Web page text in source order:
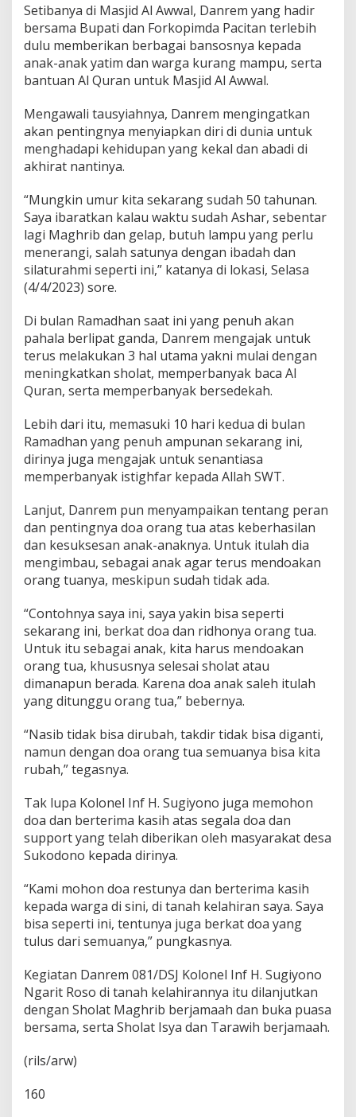
Setibanya di Masjid Al Awwal, Danrem yang hadir
bersama Bupati dan Forkopimda Pacitan terlebih
dulu memberikan berbagai bansosnya kepada
anak-anak yatim dan warga kurang mampu, serta
bantuan Al Quran untuk Masjid Al Awwal.
Mengawali tausyiahnya, Danrem mengingatkan
akan pentingnya menyiapkan diri di dunia untuk
menghadapi kehidupan yang kekal dan abadi di
akhirat nantinya.
“Mungkin umur kita sekarang sudah 50 tahunan.
Saya ibaratkan kalau waktu sudah Ashar, sebentar
lagi Maghrib dan gelap, butuh lampu yang perlu
menerangi, salah satunya dengan ibadah dan
silaturahmi seperti ini,” katanya di lokasi, Selasa
(4/4/2023) sore.
Di bulan Ramadhan saat ini yang penuh akan
pahala berlipat ganda, Danrem mengajak untuk
terus melakukan 3 hal utama yakni mulai dengan
meningkatkan sholat, memperbanyak baca Al
Quran, serta memperbanyak bersedekah.
Lebih dari itu, memasuki 10 hari kedua di bulan
Ramadhan yang penuh ampunan sekarang ini,
dirinya juga mengajak untuk senantiasa
memperbanyak istighfar kepada Allah SWT.
Lanjut, Danrem pun menyampaikan tentang peran
dan pentingnya doa orang tua atas keberhasilan
dan kesuksesan anak-anaknya. Untuk itulah dia
mengimbau, sebagai anak agar terus mendoakan
orang tuanya, meskipun sudah tidak ada.
“Contohnya saya ini, saya yakin bisa seperti
sekarang ini, berkat doa dan ridhonya orang tua.
Untuk itu sebagai anak, kita harus mendoakan
orang tua, khususnya selesai sholat atau
dimanapun berada. Karena doa anak saleh itulah
yang ditunggu orang tua,” bebernya.
“Nasib tidak bisa dirubah, takdir tidak bisa diganti,
namun dengan doa orang tua semuanya bisa kita
rubah,” tegasnya.
Tak lupa Kolonel Inf H. Sugiyono juga memohon
doa dan berterima kasih atas segala doa dan
support yang telah diberikan oleh masyarakat desa
Sukodono kepada dirinya.
“Kami mohon doa restunya dan berterima kasih
kepada warga di sini, di tanah kelahiran saya. Saya
bisa seperti ini, tentunya juga berkat doa yang
tulus dari semuanya,” pungkasnya.
Kegiatan Danrem 081/DSJ Kolonel Inf H. Sugiyono
Ngarit Roso di tanah kelahirannya itu dilanjutkan
dengan Sholat Maghrib berjamaah dan buka puasa
bersama, serta Sholat Isya dan Tarawih berjamaah.
(rils/arw)
160